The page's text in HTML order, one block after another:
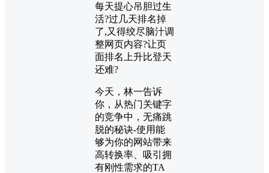
每天提心吊胆过生
活?过几天排名掉
了,又得绞尽脑汁调
整网页内容?让页
面排名上升比登天
还难?
今天，林一告诉
你，从热门关键字
的竞争中，无痛跳
脱的秘诀-使用能
够为你的网站带来
高转换率、吸引拥
有刚性需求的TA